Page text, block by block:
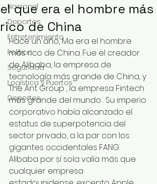
Nacional
Deportes
Entretenimiento
Política
Seguridad
Logística y Puertos
Deportes
el que era el hombre más
rico de China
Hace un año, Ma era el hombre
más rico de China. Fue el creador
de Alibaba, la empresa de
tecnología más grande de China, y
The Ant Group , la empresa Fintech
más grande del mundo . Su imperio
corporativo había alcanzado el
estatus de superpotencia del
sector privado, a la par con los
gigantes occidentales FANG.
Alibaba por sí sola valía más que
cualquier empresa